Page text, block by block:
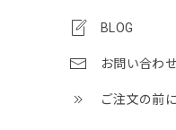
BLOG
お問い合わせ
ご注文の前に